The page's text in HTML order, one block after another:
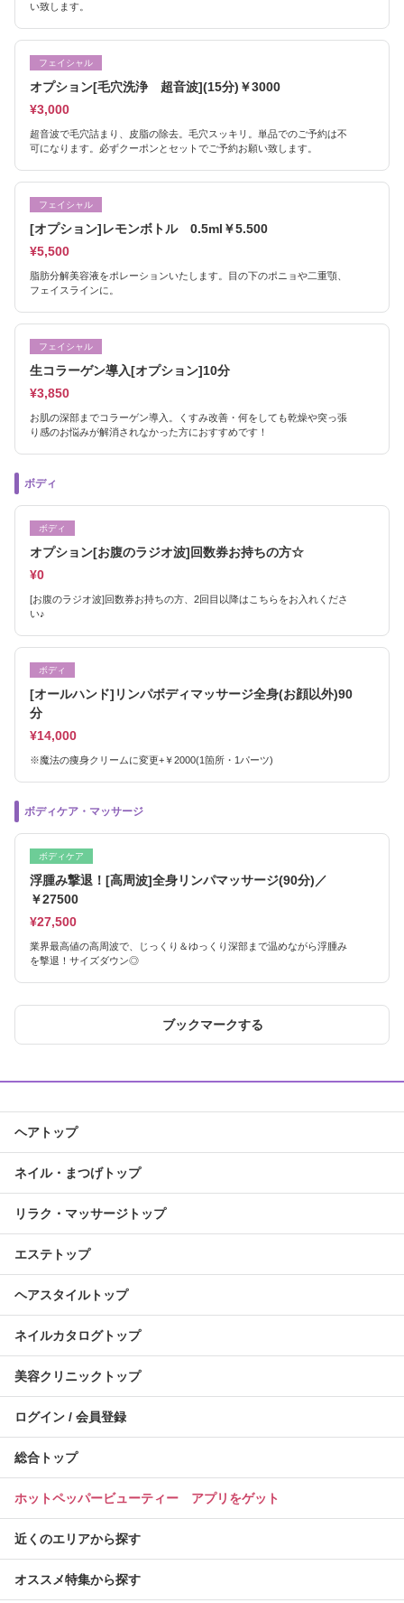
い致します。
フェイシャル
オプション[毛穴洗浄 超音波](15分)￥3000
¥3,000
超音波で毛穴詰まり、皮脂の除去。毛穴スッキリ。単品でのご予約は不
可になります。必ずクーポンとセットでご予約お願い致します。
フェイシャル
[オプション]レモンボトル 0.5ml￥5.500
¥5,500
脂肪分解美容液をポレーションいたします。目の下のポニョや二重顎、
フェイスラインに。
フェイシャル
生コラーゲン導入[オプション]10分
¥3,850
お肌の深部までコラーゲン導入。くすみ改善・何をしても乾燥や突っ張
り感のお悩みが解消されなかった方におすすめです！
ボディ
ボディ
オプション[お腹のラジオ波]回数券お持ちの方☆
¥0
[お腹のラジオ波]回数券お持ちの方、2回目以降はこちらをお入れくださ
い♪
ボディ
[オールハンド]リンパボディマッサージ全身(お顔以外)90
分
¥14,000
※魔法の痩身クリームに変更+￥2000(1箇所・1パーツ)
ボディケア・マッサージ
ボディケア
浮腫み撃退！[高周波]全身リンパマッサージ(90分)／
￥27500
¥27,500
業界最高値の高周波で、じっくり＆ゆっくり深部まで温めながら浮腫み
を撃退！サイズダウン◎
ブックマークする
ヘアトップ
ネイル・まつげトップ
リラク・マッサージトップ
エステトップ
ヘアスタイルトップ
ネイルカタログトップ
美容クリニックトップ
ログイン / 会員登録
総合トップ
ホットペッパービューティー アプリをゲット
近くのエリアから探す
オススメ特集から探す